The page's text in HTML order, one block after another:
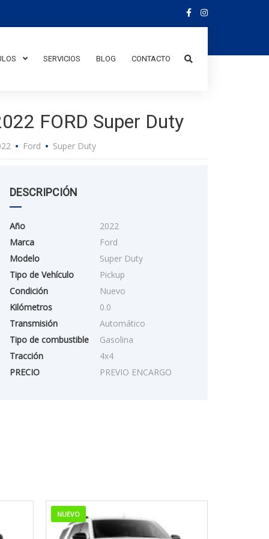
SERVICIOS BLOG CONTACTO
FORD Super Duty
Ford Super Duty
DESCRIPCIÓN
Año
2022
Marca
Ford
Modelo
Super Duty
Tipo de Vehículo
Pickup
Condición
Nuevo
Kilómetros
0.0
Transmisión
Automático
Tipo de combustible
Gasolina
Tracción
4x4
PRECIO
PREVIO ENCARGO
NUEVO